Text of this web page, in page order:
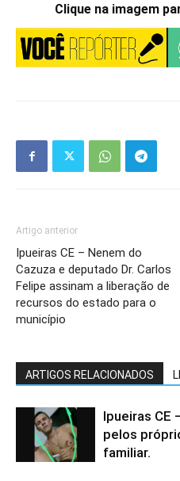
Clique na imagem
Artigo anterior
Ipueiras CE – Nenem do
Cazuza e deputado Dr. Carlos
Felipe assinam a liberação de
recursos do estado para o
município
ARTIGOS RELACIONADOS
Ipueiras CE
pelos
familiar.